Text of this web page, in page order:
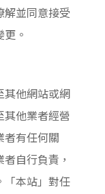
解並同意接受
。
其他網站或網
其他業者經營
者有任何關
自行負責，
「本站」對任